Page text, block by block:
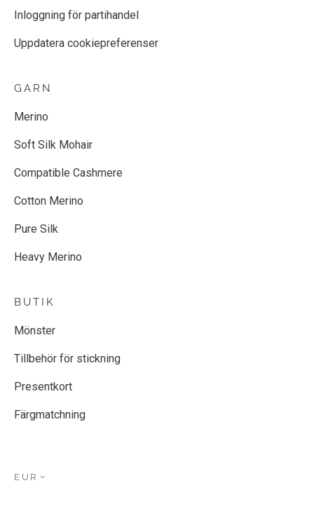
Inloggning för partihandel
Uppdatera cookiepreferenser
GARN
Merino
Soft Silk Mohair
Compatible Cashmere
Cotton Merino
Pure Silk
Heavy Merino
BUTIK
Mönster
Tillbehör för stickning
Presentkort
Färgmatchning
EUR